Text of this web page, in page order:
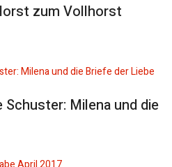
zum Vollhorst
Schuster: Milena und die